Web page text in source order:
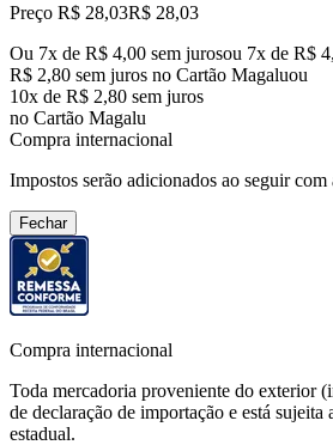
Preço R$ 28,03R$ 28,03
Ou 7x de R$ 4,00 sem jurosou 7x de R$
R$ 2,80 sem juros no Cartão Magaluou
10x de R$ 2,80 sem juros
no Cartão Magalu
Compra internacional
Impostos serão adicionados ao seguir com
Fechar
Compra internacional
Toda mercadoria proveniente do exterior
de declaração de importação e está sujeita
estadual.